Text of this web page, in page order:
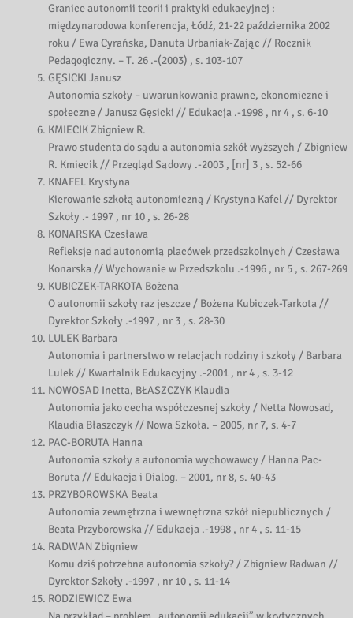
Granice autonomii teorii i praktyki edukacyjnej :
międzynarodowa konferencja, Łódź, 21-22 października 2002
roku / Ewa Cyrańska, Danuta Urbaniak-Zając // Rocznik
Pedagogiczny. – T. 26 .-(2003) , s. 103-107
GĘSICKI Janusz
Autonomia szkoły – uwarunkowania prawne, ekonomiczne i
społeczne / Janusz Gęsicki // Edukacja .-1998 , nr 4 , s. 6-10
KMIECIK Zbigniew R.
Prawo studenta do sądu a autonomia szkół wyższych / Zbigniew
R. Kmiecik // Przegląd Sądowy .-2003 , [nr] 3 , s. 52-66
KNAFEL Krystyna
Kierowanie szkołą autonomiczną / Krystyna Kafel // Dyrektor
Szkoły .- 1997 , nr 10 , s. 26-28
KONARSKA Czesława
Refleksje nad autonomią placówek przedszkolnych / Czesława
Konarska // Wychowanie w Przedszkolu .-1996 , nr 5 , s. 267-269
KUBICZEK-TARKOTA Bożena
O autonomii szkoły raz jeszcze / Bożena Kubiczek-Tarkota //
Dyrektor Szkoły .-1997 , nr 3 , s. 28-30
LULEK Barbara
Autonomia i partnerstwo w relacjach rodziny i szkoły / Barbara
Lulek // Kwartalnik Edukacyjny .-2001 , nr 4 , s. 3-12
NOWOSAD Inetta, BŁASZCZYK Klaudia
Autonomia jako cecha współczesnej szkoły / Netta Nowosad,
Klaudia Błaszczyk // Nowa Szkoła. – 2005, nr 7, s. 4-7
PAC-BORUTA Hanna
Autonomia szkoły a autonomia wychowawcy / Hanna Pac-
Boruta // Edukacja i Dialog. – 2001, nr 8, s. 40-43
PRZYBOROWSKA Beata
Autonomia zewnętrzna i wewnętrzna szkół niepublicznych /
Beata Przyborowska // Edukacja .-1998 , nr 4 , s. 11-15
RADWAN Zbigniew
Komu dziś potrzebna autonomia szkoły? / Zbigniew Radwan //
Dyrektor Szkoły .-1997 , nr 10 , s. 11-14
RODZIEWICZ Ewa